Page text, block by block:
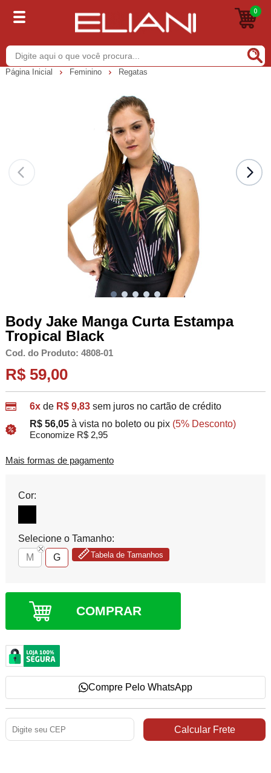
0
Página Inicial Feminino Regatas
Body Jake Manga Curta Estampa
Tropical Black
Cod. do Produto: 4808-01
R$ 59,00
6xde R$ 9,83 sem juros no cartão de crédito
R$ 56,05 à vista no boleto ou pix (5% Desconto)
Economize R$ 2,95
Mais formas de pagamento
Cor:
Selecione o Tamanho:
M
G Tabela de Tamanhos
COMPRAR
Compre Pelo WhatsApp